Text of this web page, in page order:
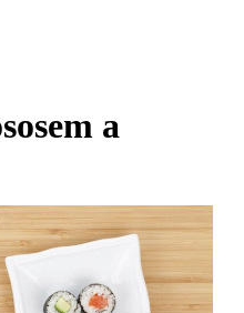
a